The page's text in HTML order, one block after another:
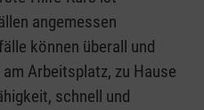
angemessen
können überall und
Arbeitsplatz, zu Hause
schnell und